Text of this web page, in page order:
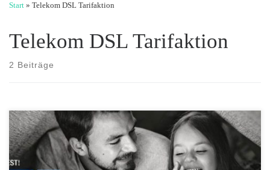
Start » Telekom DSL Tarifaktion
Telekom DSL Tarifaktion
2 Beiträge
Maximale Geschwindigkeit im ersten Jahr ohne Aufpreis Danach freie